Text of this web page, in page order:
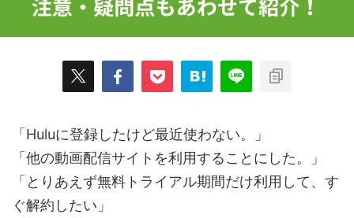
「Huluに登録したけど最近使わない。」
「他の動画配信サイトを利用することにした。」
「とりあえず無料トライアル期間だけ利用して、す
ぐ解約したい」